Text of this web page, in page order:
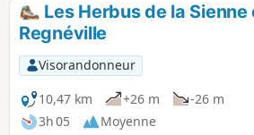
Les Herbus de la
Regnéville
Visorandonneur
10,47 km
+26 m
-26 m
3h 05
Moyenne